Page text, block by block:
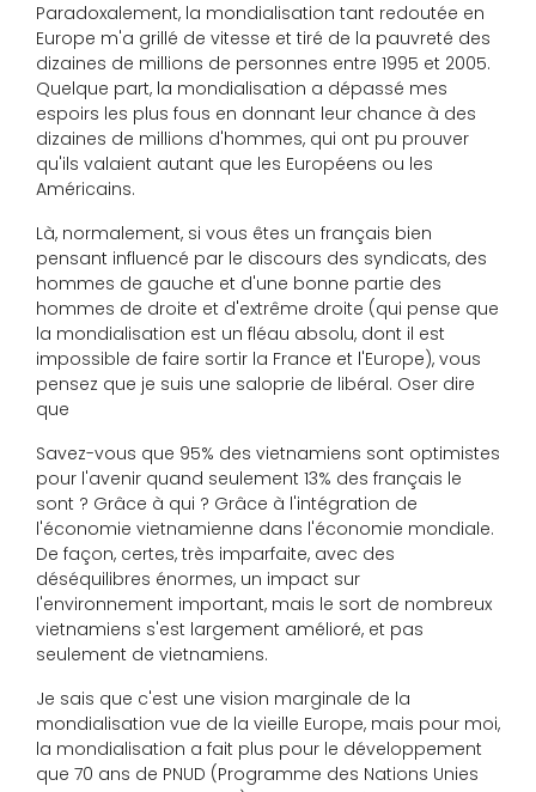
Paradoxalement, la mondialisation tant redoutée en
Europe m'a grillé de vitesse et tiré de la pauvreté des
dizaines de millions de personnes entre 1995 et 2005.
Quelque part, la mondialisation a dépassé mes
espoirs les plus fous en donnant leur chance à des
dizaines de millions d'hommes, qui ont pu prouver
qu'ils valaient autant que les Européens ou les
Américains.
Là, normalement, si vous êtes un français bien
pensant influencé par le discours des syndicats, des
hommes de gauche et d'une bonne partie des
hommes de droite et d'extrême droite (qui pense que
la mondialisation est un fléau absolu, dont il est
impossible de faire sortir la France et l'Europe), vous
pensez que je suis une saloprie de libéral. Oser dire
que
Savez-vous que 95% des vietnamiens sont optimistes
pour l'avenir quand seulement 13% des français le
sont ? Grâce à qui ? Grâce à l'intégration de
l'économie vietnamienne dans l'économie mondiale.
De façon, certes, très imparfaite, avec des
déséquilibres énormes, un impact sur
l'environnement important, mais le sort de nombreux
vietnamiens s'est largement amélioré, et pas
seulement de vietnamiens.
Je sais que c'est une vision marginale de la
mondialisation vue de la vieille Europe, mais pour moi,
la mondialisation a fait plus pour le développement
que 70 ans de PNUD (Programme des Nations Unies